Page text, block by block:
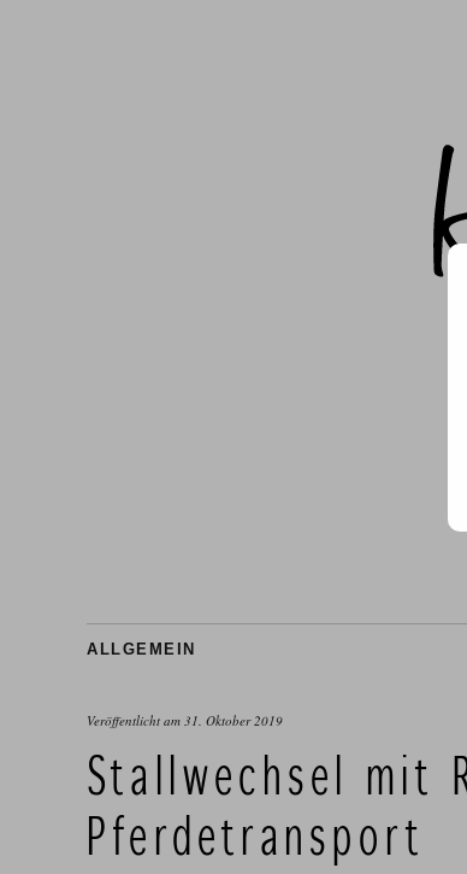
ALLGEMEIN
Veröffentlicht am 31. Oktober 2019
Stallwechsel mit
Pferdetransport